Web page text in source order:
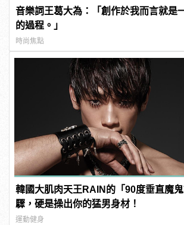
音樂詞王葛大為：「創作於我而言就是
的過程。」
時尚焦點
韓國大肌肉天王RAIN的「90度垂直魔
驟，硬是操出你的猛男身材！
運動健身